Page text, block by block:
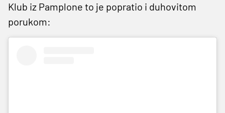
Klub iz Pamplone to je popratio i duhovitom
porukom: